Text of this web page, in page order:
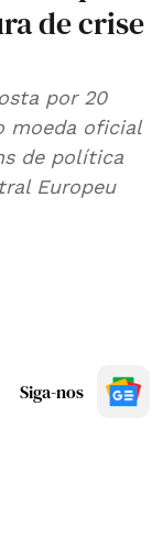
de crise
por 20
moeda oficial
de política
Europeu
Siga-nos